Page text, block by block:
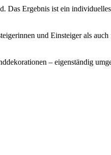
Das Ergebnis ist ein
und Einsteiger als auch
– eigenständig